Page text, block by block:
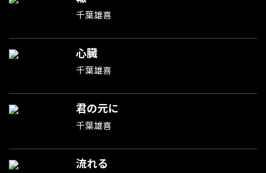
千葉雄喜
心臓
千葉雄喜
君の元に
千葉雄喜
流れる